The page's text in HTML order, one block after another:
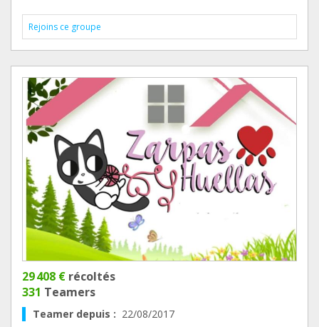
Rejoins ce groupe
29 408 € récoltés
331 Teamers
Teamer depuis : 22/08/2017